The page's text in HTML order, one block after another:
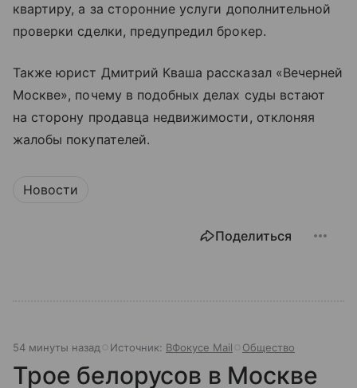
квартиру, а за сторонние услуги дополнительной
проверки сделки, предупредил брокер.
Также юрист Дмитрий Кваша рассказал «Вечерней
Москве», почему в подобных делах суды встают
на сторону продавца недвижимости, отклоняя
жалобы покупателей.
Новости
Поделиться
54 минуты назад Источник: ВФокусе Mail Общество
Трое белорусов в Москве